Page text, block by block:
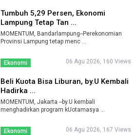
Tumbuh 5,29 Persen, Ekonomi
Lampung Tetap Tan ...
MOMENTUM, Bandarlampung--Perekonomian
Provinsi Lampung tetap menc ...
Ekonomi 06 Agu 2026, 160 Views
Beli Kuota Bisa Liburan, by.U Kembali
Hadirka ...
MOMENTUM, Jakarta --by.U kembali
Ekonomi 06 Agu 2026, 167 Views